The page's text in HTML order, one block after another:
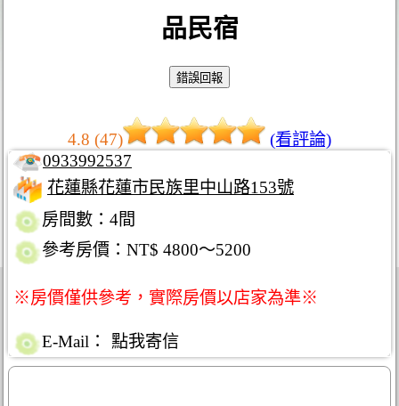
品民宿
4.8 (47)
(看評論)
0933992537
花蓮縣花蓮市民族里中山路153號
房間數：4間
參考房價：NT$ 4800～5200
※房價僅供參考，實際房價以店家為準※
E-Mail： 點我寄信